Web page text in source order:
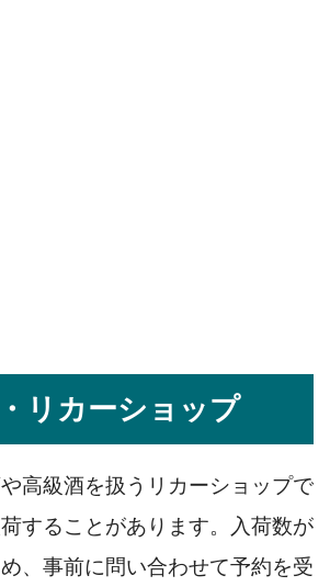
リカーショップ
高級酒を扱うリカーショップで
することがあります。入荷数が
、事前に問い合わせて予約を受